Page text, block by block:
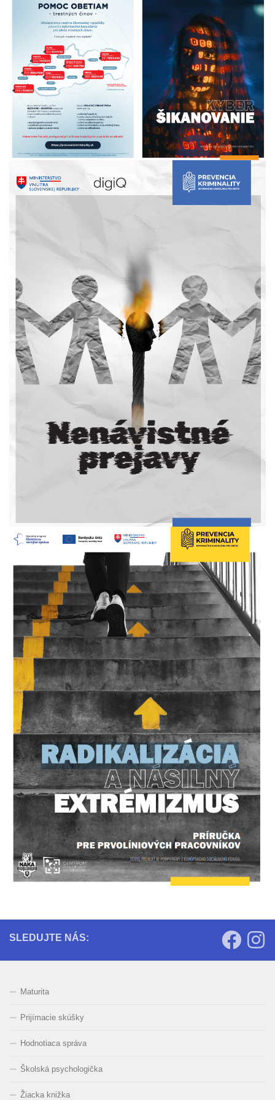
SLEDUJTE NÁS:
Maturita
Prijímacie skúšky
Hodnotiaca správa
Školská psychologička
Žiacka knižka